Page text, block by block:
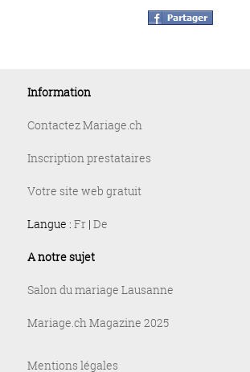
Information
Contactez Mariage.ch
Inscription prestataires
Votre site web gratuit
Langue : Fr | De
A notre sujet
Salon du mariage Lausanne
Mariage.ch Magazine 2025
Mentions légales